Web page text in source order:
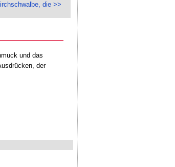
die >>
und das
der